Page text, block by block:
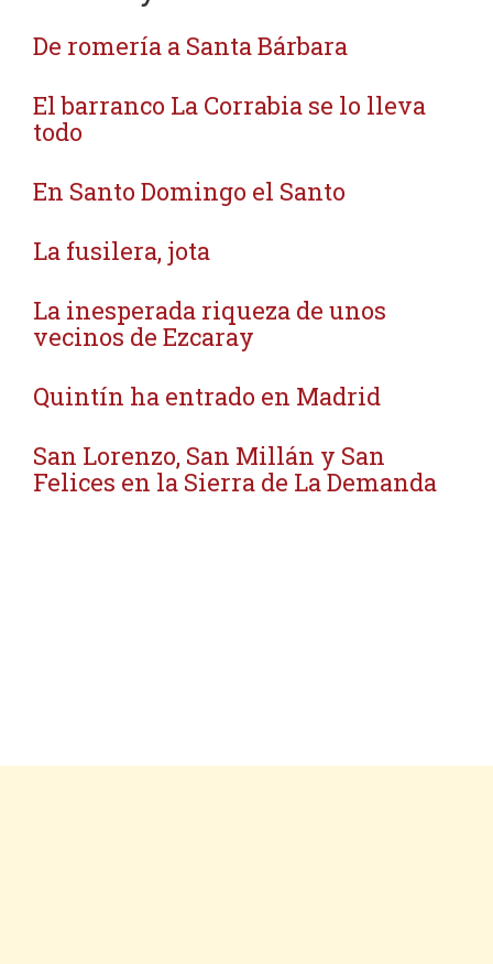
De romería a Santa Bárbara
El barranco La Corrabia se lo lleva
todo
En Santo Domingo el Santo
La fusilera, jota
La inesperada riqueza de unos
vecinos de Ezcaray
Quintín ha entrado en Madrid
San Lorenzo, San Millán y San
Felices en la Sierra de La Demanda